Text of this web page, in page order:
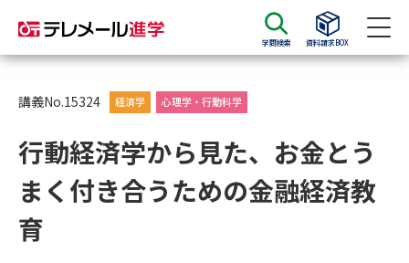
学問検索 資料請求BOX
資料請求
大学・短大の資料種類から請求
大学パンフ
講義No.15324 経済学 心理学・行動科学
行動経済学から見た、お金とう
まく付き合うための金融経済教
育